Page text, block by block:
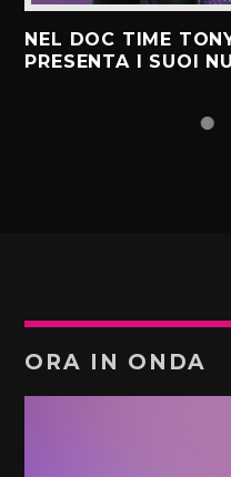
NEL DOC TIME
PRESENTA I SUOI
ORA IN ONDA